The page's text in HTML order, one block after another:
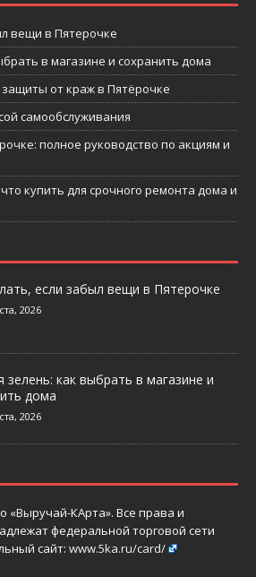
вещи в Пятерочке
в магазине и сохранить дома
защиты от краж в Пятёрочке
самообслуживания
полное руководство по акциям и
купить для срочного ремонта дома и
если забыл вещи в Пятерочке
2026
зелень: как выбрать в магазине и
дома
2026
«Выручай-КАрта». Все права и
федеральной торговой сети
сайт: www.5ka.ru/card/